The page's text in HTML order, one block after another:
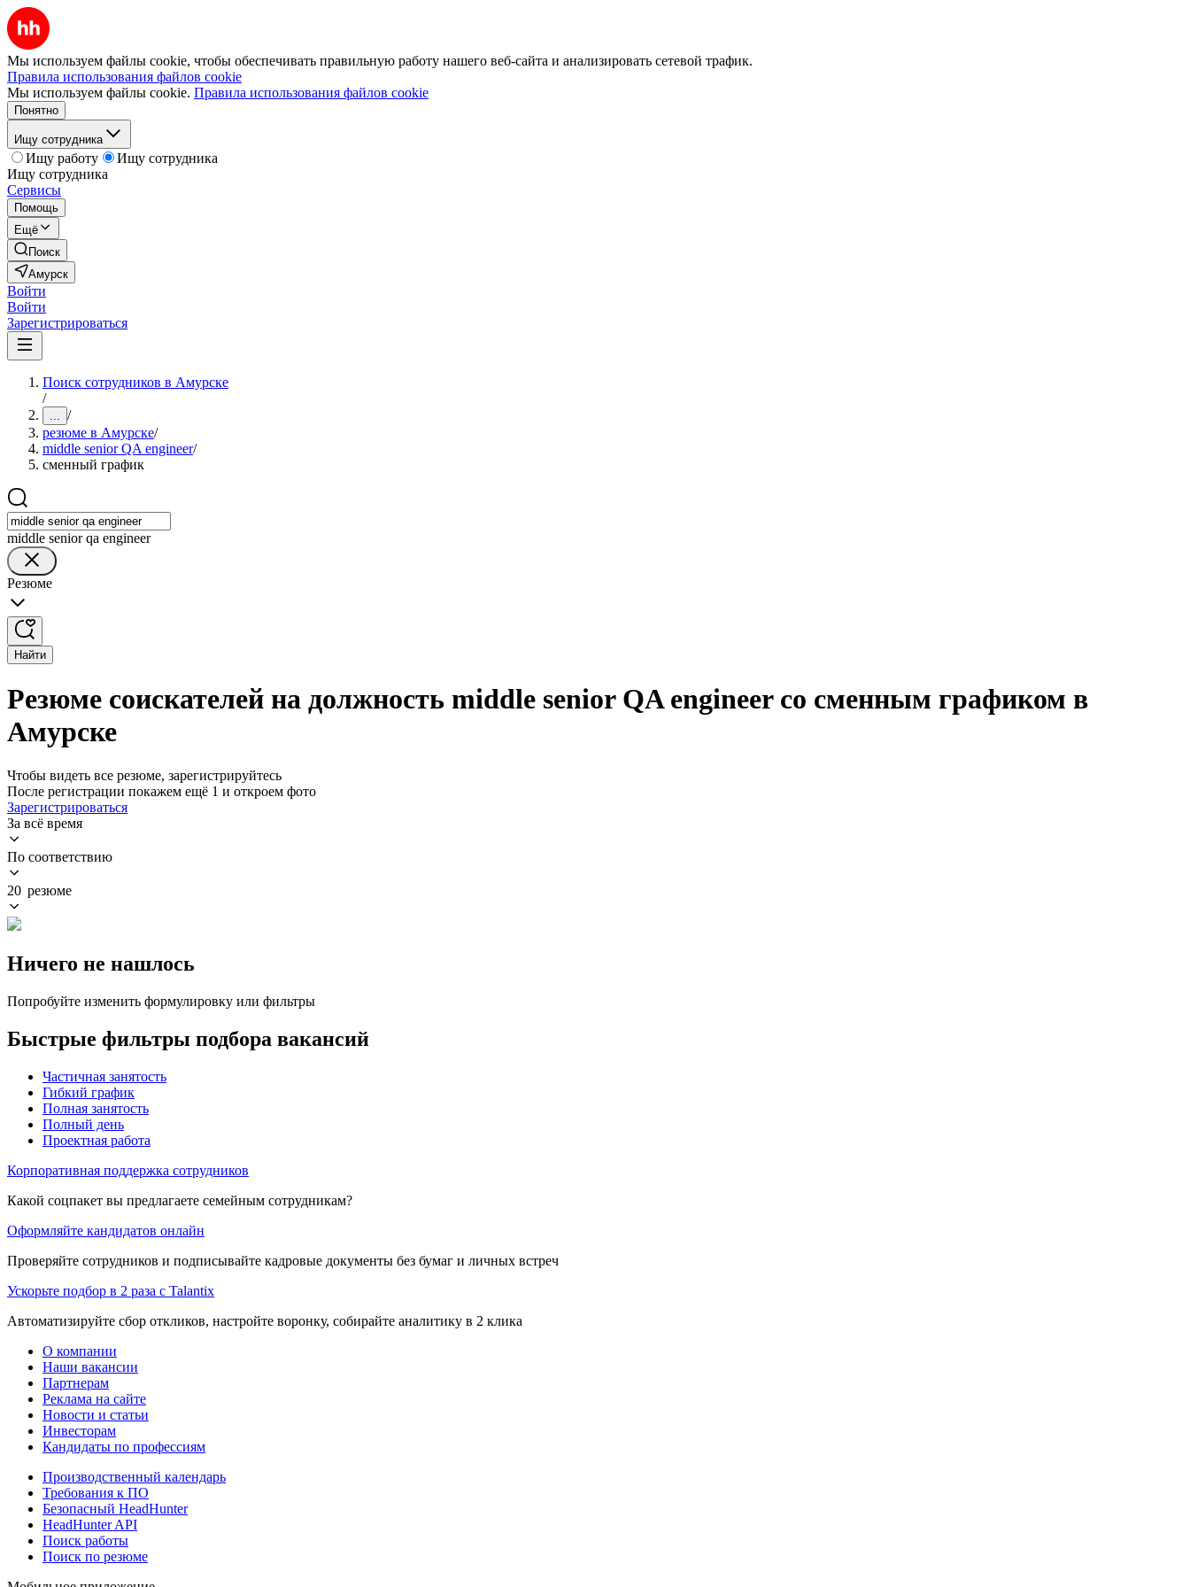
Мы используем файлы cookie, чтобы обеспечивать правильную работу нашего веб-сайта и анализировать сетевой трафик.
Правила использования файлов cookie
Мы используем файлы cookie. Правила использования файлов cookie
Понятно
Ищу сотрудника
Ищу работу
Ищу сотрудника
Ищу сотрудника
Сервисы
Помощь
Ещё
Поиск
Амурск
Войти
Войти
Зарегистрироваться
Поиск сотрудников в Амурске
/
... /
резюме в Амурске/
middle senior QA engineer/
сменный график
middle senior qa engineer
Резюме
Найти
Резюме соискателей на должность middle senior QA engineer со сменным графиком в
Амурске
Чтобы видеть все резюме, зарегистрируйтесь
После регистрации покажем ещё 1 и откроем фото
Зарегистрироваться
За всё время
По соответствию
20 резюме
Ничего не нашлось
Попробуйте изменить формулировку или фильтры
Быстрые фильтры подбора вакансий
Частичная занятость
Гибкий график
Полная занятость
Полный день
Проектная работа
Корпоративная поддержка сотрудников
Какой соцпакет вы предлагаете семейным сотрудникам?
Оформляйте кандидатов онлайн
Проверяйте сотрудников и подписывайте кадровые документы без бумаг и личных встреч
Ускорьте подбор в 2 раза с Talantix
Автоматизируйте сбор откликов, настройте воронку, собирайте аналитику в 2 клика
О компании
Наши вакансии
Партнерам
Реклама на сайте
Новости и статьи
Инвесторам
Кандидаты по профессиям
Производственный календарь
Требования к ПО
Безопасный HeadHunter
HeadHunter API
Поиск работы
Поиск по резюме